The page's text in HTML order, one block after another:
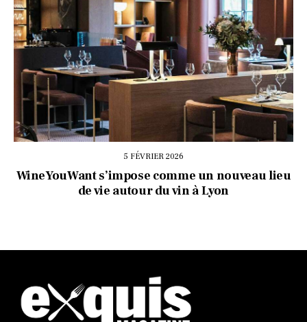
5 FÉVRIER 2026
WineYouWant s’impose comme un nouveau lieu
de vie autour du vin à Lyon